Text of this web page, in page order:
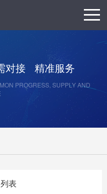
对接 精准服务
PROGRESS, SUPPLY AND
表